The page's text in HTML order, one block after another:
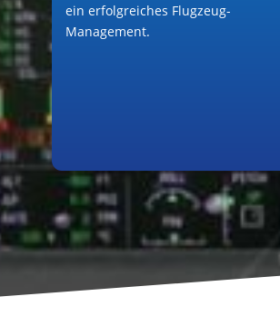
ein erfolgreiches Flugzeug-
Management.